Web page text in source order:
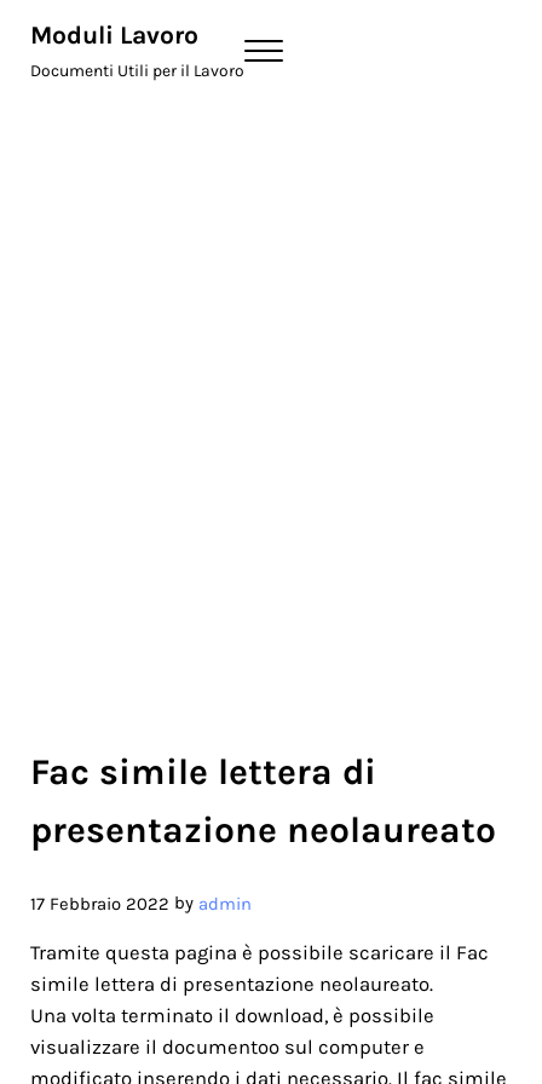
Moduli Lavoro
Documenti Utili per il Lavoro
Menu
Fac simile lettera di
presentazione neolaureato
17 Febbraio 2022 by admin
Tramite questa pagina è possibile scaricare il Fac
simile lettera di presentazione neolaureato.
Una volta terminato il download, è possibile
visualizzare il documentoo sul computer e
modificato inserendo i dati necessario. Il fac simile